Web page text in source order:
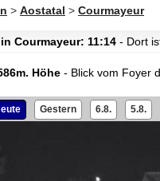
> Aostatal > Courmayeur
Courmayeur: 11:14 - Dort
Höhe - Blick vom Foyer
Gestern 6.8. 5.8.